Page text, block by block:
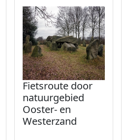
Fietsroute door
natuurgebied
Ooster- en
Westerzand